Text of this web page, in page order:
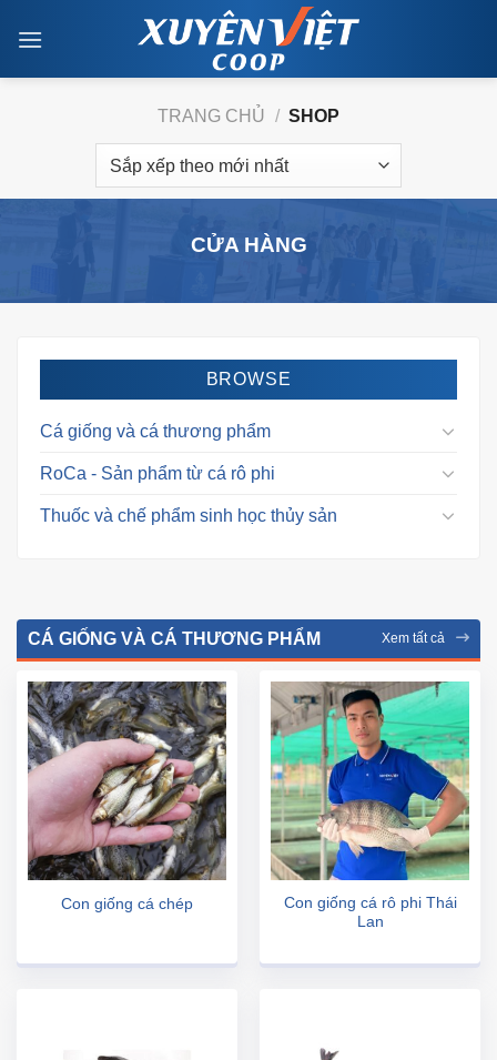
TRANG CHỦ / SHOP
CỬA HÀNG
BROWSE
Cá giống và cá thương phẩm
RoCa - Sản phẩm từ cá rô phi
Thuốc và chế phẩm sinh học thủy sản
CÁ GIỐNG VÀ CÁ THƯƠNG PHẨM Xem tất cả
Con giống cá chép
Con giống cá rô phi Thái
Lan